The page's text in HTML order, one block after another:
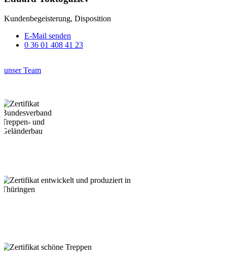
Kundenbegeisterung, Disposition
E-Mail senden
0 36 01 408 41 23
unser Team